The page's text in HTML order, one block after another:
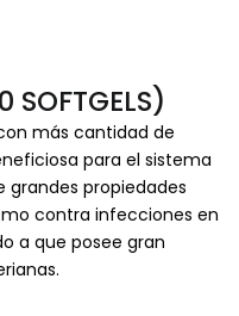
SOFTGELS)
más cantidad de
para el sistema
propiedades
contra infecciones en
a que posee gran